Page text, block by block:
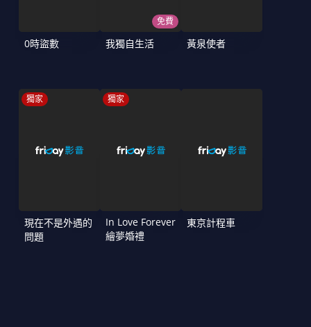
0時盜數
免費
我獨自生活 黃泉使者
獨家
現在不是外遇的
問題
獨家
In Love Forever
繪夢婚禮
東京計程車